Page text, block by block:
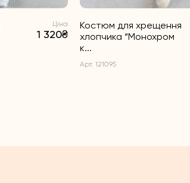
Ціна
1 320₴
Костюм для хрещення
хлопчика “Монохром
к...
Арт. 121095